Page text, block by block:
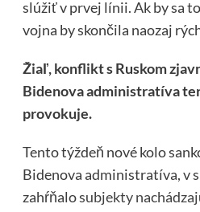
slúžiť v prvej línii. Ak by sa
vojna by skončila naozaj
Žiaľ, konflikt s Ruskom
Bidenova administratíva
provokuje.
Tento týždeň nové kolo
Bidenova administratíva, v
zahŕňalosubjekty